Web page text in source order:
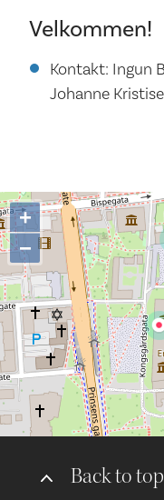
Velkommen!
Kontakt: Ingun
Johanne
Back to top
+
−